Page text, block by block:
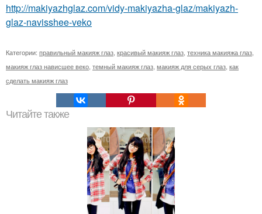
http://makiyazhglaz.com/vidy-makiyazha-glaz/makiyazh-
glaz-navisshee-veko
Категории: правильный макияж глаз красивый макияж глаз техника макияжа глаз
макияж глаз нависшее веко темный макияж глаз макияж для серых глаз как
сделать макияж глаз
Читайте также